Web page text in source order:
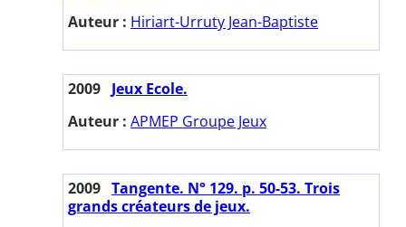
Auteur : Hiriart-Urruty Jean-Baptiste
2009 Jeux Ecole.
Auteur : APMEP Groupe Jeux
2009 Tangente. N° 129. p. 50-53. Trois
grands créateurs de jeux.